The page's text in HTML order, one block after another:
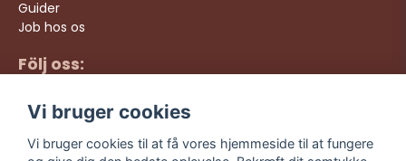
Guider
Job hos os
Följ oss:
Facebook
TikTok
kr
Vi bruger cookies
Vi bruger cookies til at få vores hjemmeside til at fungere